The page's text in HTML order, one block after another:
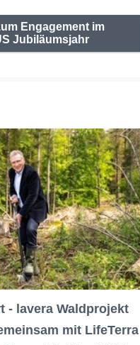
Engagement im
Jubiläumsjahr
- lavera Waldprojekt
mit LifeTerra